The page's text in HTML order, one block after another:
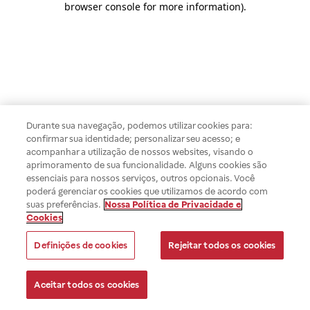
browser console for more information).
Durante sua navegação, podemos utilizar cookies para:
confirmar sua identidade; personalizar seu acesso; e
acompanhar a utilização de nossos websites, visando o
aprimoramento de sua funcionalidade. Alguns cookies são
essenciais para nossos serviços, outros opcionais. Você
poderá gerenciar os cookies que utilizamos de acordo com
suas preferências. Nossa Política de Privacidade e
Cookies
Definições de cookies Rejeitar todos os cookies
Aceitar todos os cookies